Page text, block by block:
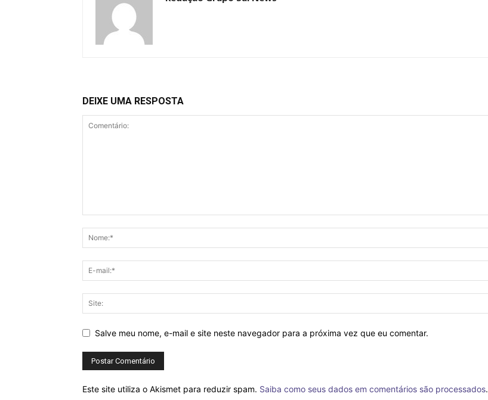
DEIXE UMA RESPOSTA
Salve meu nome, e-mail e site neste navegador para a próxima vez que eu comentar.
Este site utiliza o Akismet para reduzir spam. Saiba como seus dados em comentários são processados.